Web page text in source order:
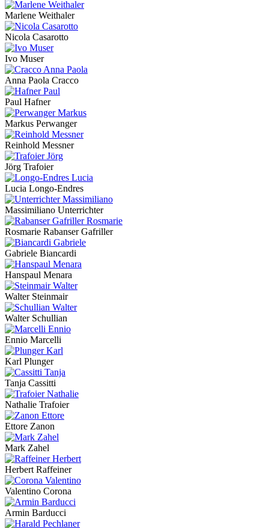
Marlene Weithaler
Nicola Casarotto
Ivo Muser
Anna Paola Cracco
Paul Hafner
Markus Perwanger
Reinhold Messner
Jörg Trafoier
Lucia Longo-Endres
Massimiliano Unterrichter
Rosmarie Rabanser Gafriller
Gabriele Biancardi
Hanspaul Menara
Walter Steinmair
Walter Schullian
Ennio Marcelli
Karl Plunger
Tanja Cassitti
Nathalie Trafoier
Ettore Zanon
Mark Zahel
Herbert Raffeiner
Valentino Corona
Armin Barducci